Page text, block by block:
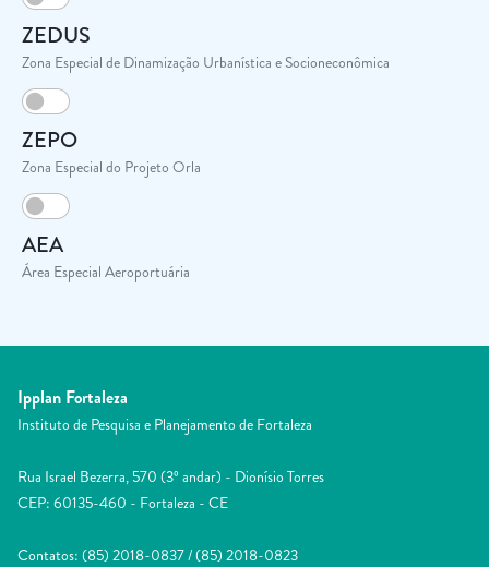
ZEDUS
Zona Especial de Dinamização Urbanística e Socioneconômica
ZEPO
Zona Especial do Projeto Orla
AEA
Área Especial Aeroportuária
Ipplan Fortaleza
Instituto de Pesquisa e Planejamento de Fortaleza
Rua Israel Bezerra, 570 (3º andar) - Dionísio Torres
CEP: 60135-460 - Fortaleza - CE
Contatos: (85) 2018-0837 / (85) 2018-0823